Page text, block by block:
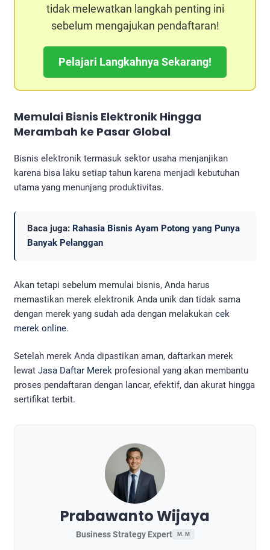
tidak melewatkan langkah penting ini
sebelum mengajukan pendaftaran!
Pelajari Langkahnya Sekarang!
Memulai Bisnis Elektronik Hingga
Merambah ke Pasar Global
Bisnis elektronik termasuk sektor usaha menjanjikan
karena bisa laku setiap tahun karena menjadi kebutuhan
utama yang menunjang produktivitas.
Baca juga: Rahasia Bisnis Ayam Potong yang Punya
Banyak Pelanggan
Akan tetapi sebelum memulai bisnis, Anda harus
memastikan merek elektronik Anda unik dan tidak sama
dengan merek yang sudah ada dengan melakukan cek
merek online.
Setelah merek Anda dipastikan aman, daftarkan merek
lewat Jasa Daftar Merek profesional yang akan membantu
proses pendaftaran dengan lancar, efektif, dan akurat hingga
sertifikat terbit.
Prabawanto Wijaya
Business Strategy Expert M. M